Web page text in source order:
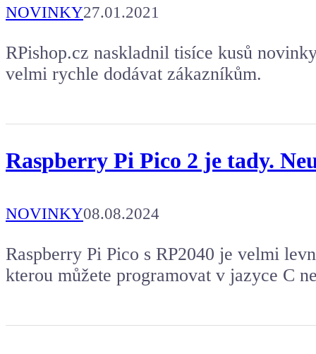
NOVINKY27.01.2021
RPishop.cz naskladnil tisíce kusů
velmi rychle dodávat zákazníkům.
Raspberry Pi Pico 2 je tady.
NOVINKY08.08.2024
Raspberry Pi Pico s RP2040 je velmi
kterou můžete programovat v jazyce C